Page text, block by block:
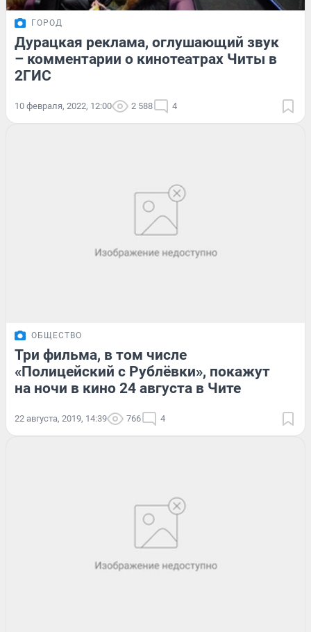
ГОРОД
Дурацкая реклама, оглушающий звук
– комментарии о кинотеатрах Читы в
2ГИС
10 февраля, 2022, 12:00 2 588 4
ОБЩЕСТВО
Три фильма, в том числе
«Полицейский с Рублёвки», покажут
на ночи в кино 24 августа в Чите
22 августа, 2019, 14:39 766 4